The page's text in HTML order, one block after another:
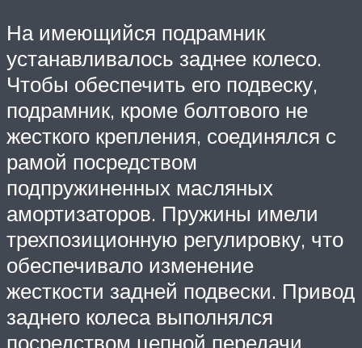
На имеющийся подрамник
устанавливалось заднее колесо.
Чтобы обеспечить его подвеску,
подрамник, кроме болтового не
жесткого крепления, соединялся с
рамой посредством
подпружиненных масляных
амортизаторов. Пружины имели
трехпозиционную регулировку, что
обеспечивало изменение
жесткости задней подвески. Привод
заднего колеса выполнялся
посредством цепной передачи.